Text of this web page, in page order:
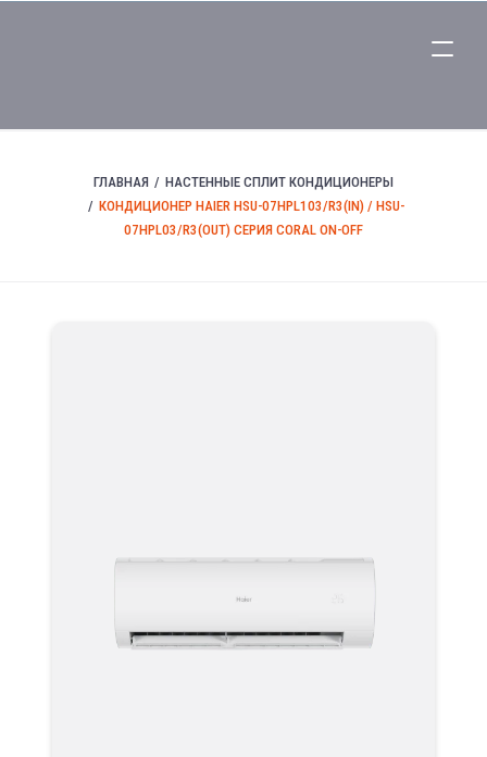
ГЛАВНАЯ
НАСТЕННЫЕ СПЛИТ КОНДИЦИОНЕРЫ
КОНДИЦИОНЕР HAIER HSU-07HPL103/R3(IN) / HSU-
07HPL03/R3(OUT) СЕРИЯ CORAL ON-OFF